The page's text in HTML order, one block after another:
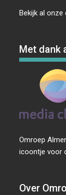
Bekijk al onze
Met dank
Omroep
icoontje voor
Over